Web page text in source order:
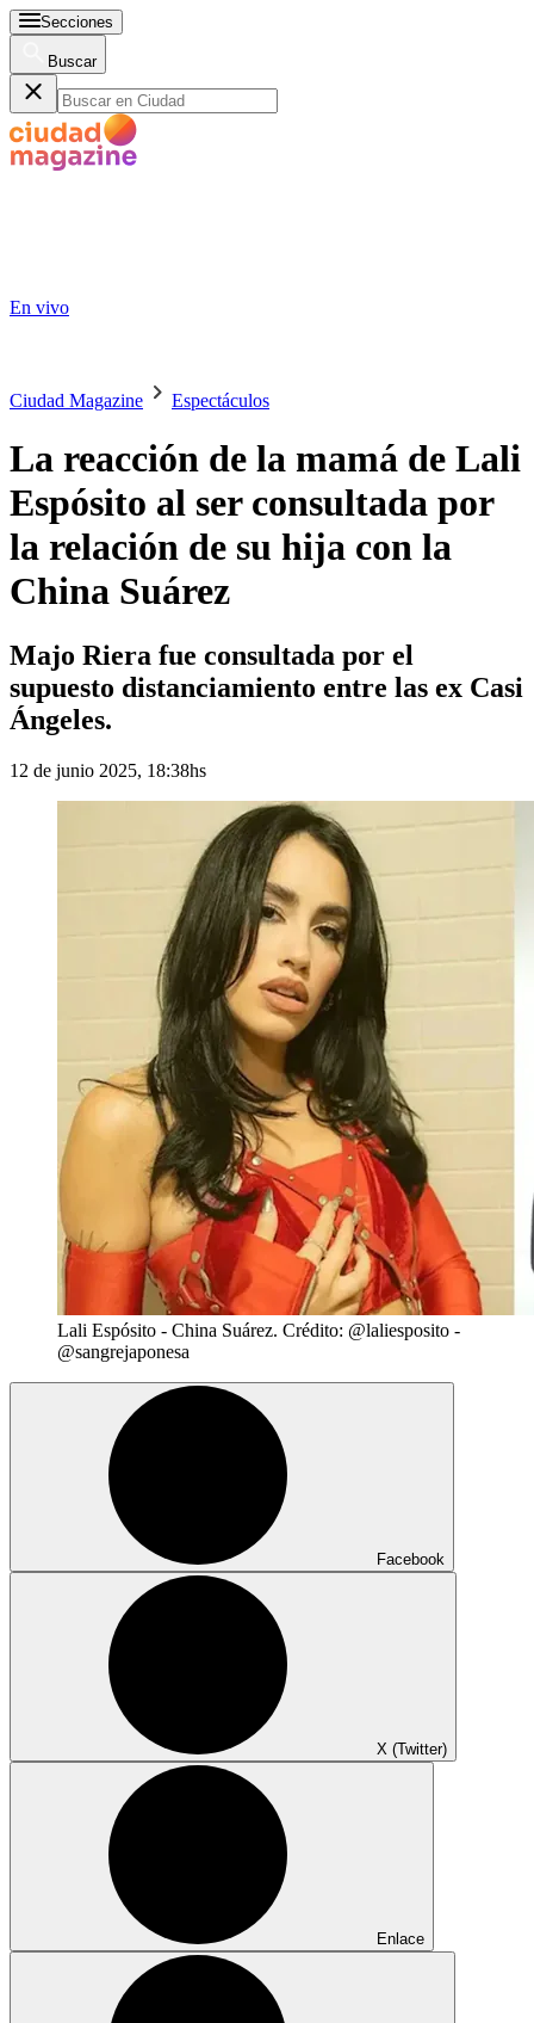
Secciones
Buscar
En vivo
Ciudad Magazine Espectáculos
La reacción de la mamá de Lali
Espósito al ser consultada por
la relación de su hija con la
China Suárez
Majo Riera fue consultada por el
supuesto distanciamiento entre las ex Casi
Ángeles.
12 de junio 2025, 18:38hs
Lali Espósito - China Suárez. Crédito: @laliesposito -
@sangrejaponesa
Facebook
X (Twitter)
Enlace